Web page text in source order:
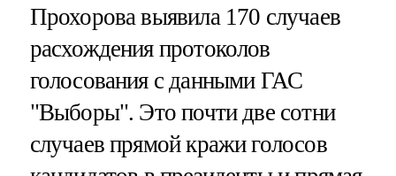
Прохорова выявила 170 случаев
расхождения протоколов
голосования с данными ГАС
"Выборы". Это почти две сотни
случаев прямой кражи голосов